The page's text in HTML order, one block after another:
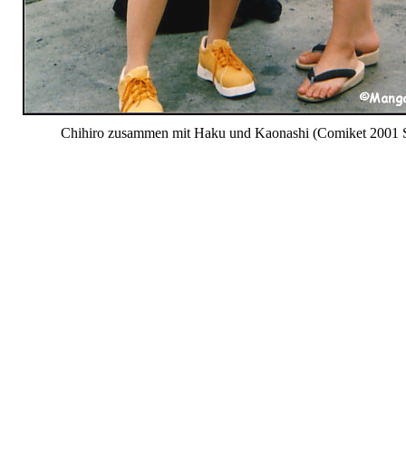
Chihiro zusammen mit Haku und Kaonashi (Comiket 2001